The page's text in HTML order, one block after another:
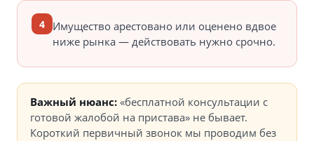
4
Имущество арестовано или оценено вдвое
ниже рынка — действовать нужно срочно.
Важный нюанс: «бесплатной консультации с
готовой жалобой на пристава» не бывает.
Короткий первичный звонок мы проводим без